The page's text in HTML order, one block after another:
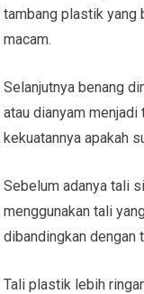
tambang plastik yang
macam.
Selanjutnya benang
atau dianyam
kekuatannya apakah
Sebelum adanya tali
menggunakan tali
dibandingkan dengan
Tali plastik lebih